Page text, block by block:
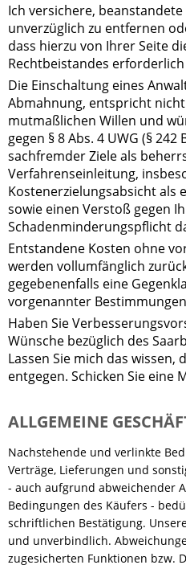
Ich versichere,
unverzüglich zu entfernen
dass hierzu von Ihrer Seite
Rechtbeistandes
Die Einschaltung eines
Abmahnung, entspricht
mutmaßlichen Willen und
gegen § 8 Abs. 4 UWG (§
sachfremder Ziele als
Verfahrenseinleitung,
Kostenerzielungsabsicht als
sowie einen Verstoß gegen
Schadenminderungspflicht
Entstandene Kosten ohne
werden vollumfänglich
gegebenenfalls eine
vorgenannter
Haben Sie
Wünsche bezüglich des
Lassen Sie mich das
entgegen. Schicken Sie eine
ALLGEMEINE
Nachstehende und verlinkte
Verträge, Lieferungen und
- auch aufgrund abweichender
Bedingungen des Käufers -
schriftlichen Bestätigung.
und unverbindlich.
zugesicherten Funktionen bzw.